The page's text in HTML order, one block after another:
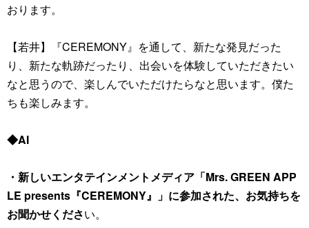
おります。
【若井】『CEREMONY』を通して、新たな発見だった
り、新たな軌跡だったり、出会いを体験していただきたい
なと思うので、楽しんでいただけたらなと思います。僕た
ちも楽しみます。
◆AI
・新しいエンタテインメントメディア「Mrs. GREEN APP
LE presents『CEREMONY』」に参加された、お気持ちを
お聞かせください。